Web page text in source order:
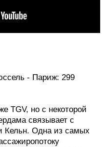
- Париж: 299
TGV, но с некоторой
связывает с
Кельн. Одна из самых